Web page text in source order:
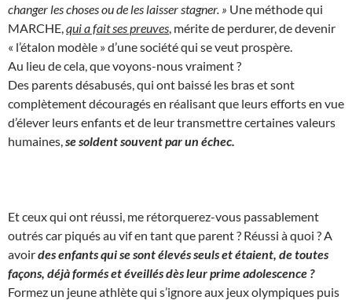
changer les choses ou de les laisser stagner. » Une méthode qui
MARCHE, qui a fait ses preuves , mérite de perdurer, de devenir
« l’étalon modèle » d’une société qui se veut prospère.
Au lieu de cela, que voyons-nous vraiment ?
Des parents désabusés, qui ont baissé les bras et sont
complètement découragés en réalisant que leurs efforts en vue
d’élever leurs enfants et de leur transmettre certaines valeurs
humaines, se soldent souvent par un échec.
Et ceux qui ont réussi, me rétorquerez-vous passablement
outrés car piqués au vif en tant que parent ? Réussi à quoi ? A
avoirdes enfants qui se sont élevés seuls et étaient, de toutes
façons, déjà formés et éveillés dès leur prime adolescence ?
Formez un jeune athlète qui s’ignore aux jeux olympiques puis